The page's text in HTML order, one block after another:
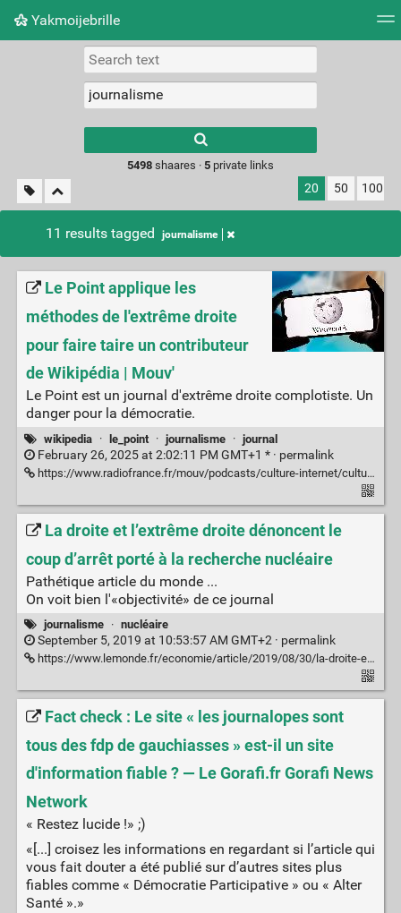
Yakmoijebrille
Picture wall
results.
5498shaares · 5private links
20 50 100
11 results tagged journalisme
Le Point applique les
méthodes de l'extrême droite
pour faire taire un contributeur
de Wikipédia | Mouv'
Le Point est un journal d'extrême droite complotiste. Un
danger pour la démocratie.
wikipedia · le_point · journalisme · journal
February 26, 2025 at 2:02:11 PM GMT+1 * · permalink
https://www.radiofrance.fr/mouv/podcasts/culture-internet/culture-internet-du-lundi-24-fevrier-2025-1376080
La droite et l’extrême droite dénoncent le
coup d’arrêt porté à la recherche nucléaire
Pathétique article du monde ...
On voit bien l'«objectivité» de ce journal
journalisme · nucléaire
September 5, 2019 at 10:53:57 AM GMT+2 · permalink
https://www.lemonde.fr/economie/article/2019/08/30/la-droite-et-l-extreme-droite-denoncent-le-coup-d-arret-porte-a-la-recherche-nucleaire_5504753_3234.html
Fact check : Le site « les journalopes sont
tous des fdp de gauchiasses » est-il un site
d'information fiable ? — Le Gorafi.fr Gorafi News
Network
« Restez lucide !» ;)
«[...] croisez les informations en regardant si l’article qui
vous fait douter a été publié sur d’autres sites plus
fiables comme « Démocratie Participative » ou « Alter
Santé ».»